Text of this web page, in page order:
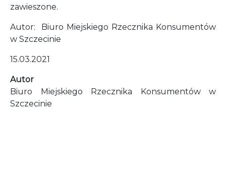
zawieszone.
Autor: Biuro Miejskiego Rzecznika Konsumentów
w Szczecinie
15.03.2021
Autor
Biuro Miejskiego Rzecznika Konsumentów w
Szczecinie